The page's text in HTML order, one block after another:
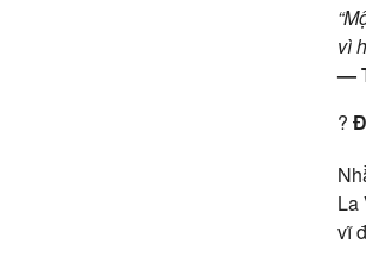
vì
—
?
La
vĩ